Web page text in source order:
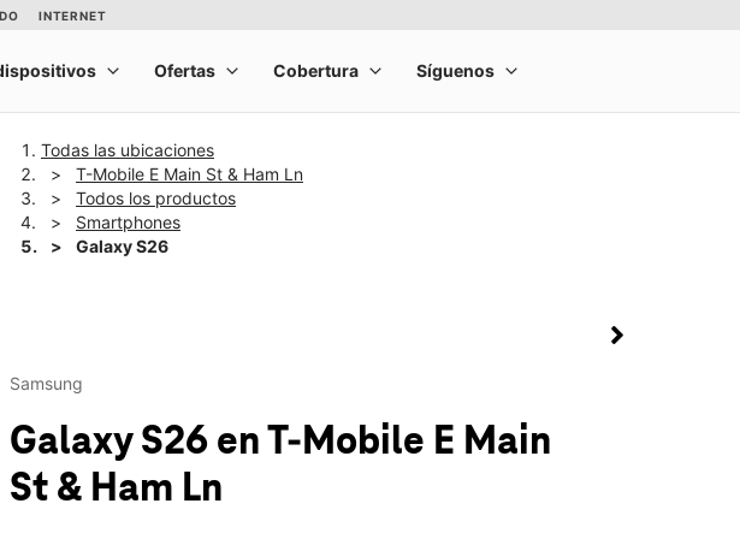
Todas las ubicaciones
T-Mobile E Main St & Ham Ln
Todos los productos
Smartphones
Galaxy S26
This carousel shows one large product image at a time. Use the Previous and Next buttons
Samsung
Galaxy S26 en T-Mobile E Main
St & Ham Ln